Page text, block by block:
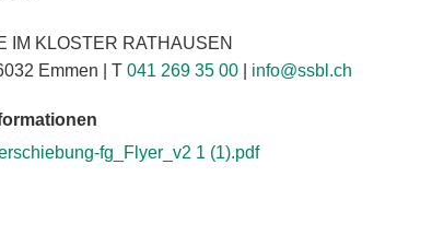
IM KLOSTER RATHAUSEN
Emmen | T 041 269 35 00 info@ssbl.ch
fg_Flyer_v2 1 (1).pdf